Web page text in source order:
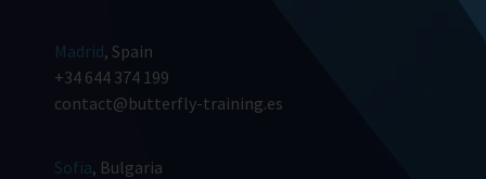
Madrid, Spain
+34 644 374 199
contact@butterfly-training.es
Sofia, Bulgaria